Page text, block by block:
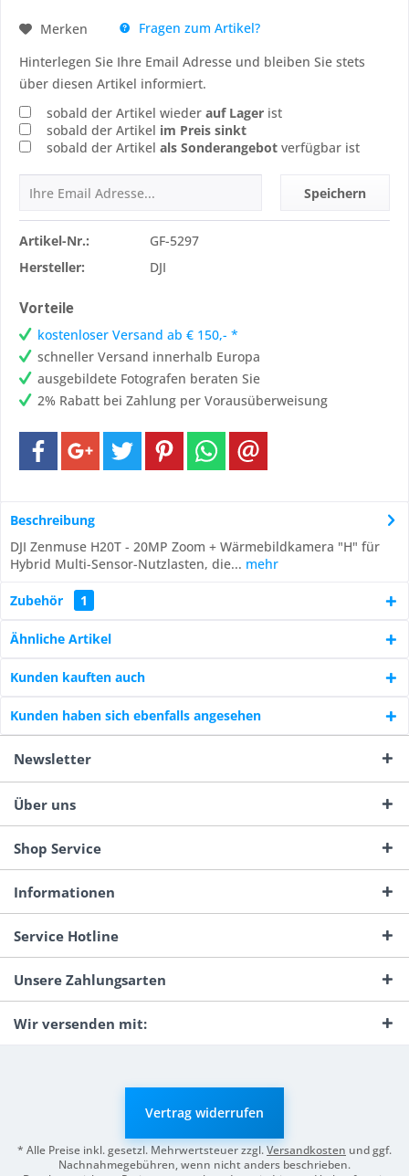
Merken
Fragen zum Artikel?
Hinterlegen Sie Ihre Email Adresse und bleiben Sie stets
über diesen Artikel informiert.
sobald der Artikel wieder auf Lager ist
sobald der Artikel im Preis sinkt
sobald der Artikel als Sonderangebot verfügbar ist
Speichern
Artikel-Nr.:
GF-5297
Hersteller:
DJI
Vorteile
kostenloser Versand ab € 150,- *
schneller Versand innerhalb Europa
ausgebildete Fotografen beraten Sie
2% Rabatt bei Zahlung per Vorausüberweisung
Beschreibung
DJI Zenmuse H20T - 20MP Zoom + Wärmebildkamera "H" für
Hybrid Multi-Sensor-Nutzlasten, die... mehr
Zubehör 1
Ähnliche Artikel
Kunden kauften auch
Kunden haben sich ebenfalls angesehen
Newsletter
Über uns
Shop Service
Informationen
Service Hotline
Unsere Zahlungsarten
Wir versenden mit:
Vertrag widerrufen
* Alle Preise inkl. gesetzl. Mehrwertsteuer zzgl.Versandkosten und ggf.
Nachnahmegebühren, wenn nicht anders beschrieben.